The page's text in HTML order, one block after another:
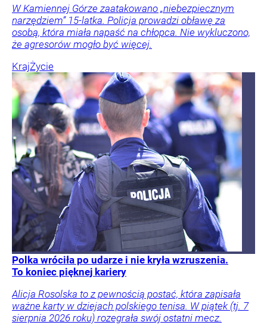
W Kamiennej Górze zaatakowano „niebezpiecznym
narzędziem” 15-latka. Policja prowadzi obławę za
osobą, która miała napaść na chłopca. Nie wykluczono,
że agresorów mogło być więcej.
KrajŻycie
Polka wróciła po udarze i nie kryła wzruszenia.
To koniec pięknej kariery
Alicja Rosolska to z pewnością postać, która zapisała
ważne karty w dziejach polskiego tenisa. W piątek (tj. 7
sierpnia 2026 roku) rozegrała swój ostatni mecz.